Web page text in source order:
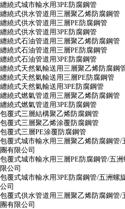
纏繞式城市輸水用3PE防腐鋼管
纏繞式供水管道用三層聚乙烯防腐鋼管
纏繞式供水管道用三層PE防腐鋼管
纏繞式供水管道用3PE防腐鋼管
纏繞式石油管道用三層聚乙烯防腐鋼管
纏繞式石油管道用三層PE防腐鋼管
纏繞式石油管道用3PE防腐鋼管
纏繞式天然氣輸送用三層聚乙烯防腐鋼
纏繞式天然氣輸送用三層PE防腐鋼管
纏繞式天然氣輸送用3PE防腐鋼管
纏繞式燃氣管道用三層聚乙烯防腐鋼管
纏繞式燃氣管道用3PE防腐鋼管
包覆式三層結構聚乙烯防腐鋼管
包覆式三層聚乙烯涂覆防腐鋼管
包覆式三層PE涂覆防腐鋼管
包覆式城市輸水用三層聚乙烯防腐鋼管
團有限公司
包覆式城市輸水用三層PE防腐鋼管/五
限公司
包覆式城市輸水用3PE防腐鋼管/五洲螺
公司
包覆式供水管道用三層聚乙烯防腐鋼管
團有限公司